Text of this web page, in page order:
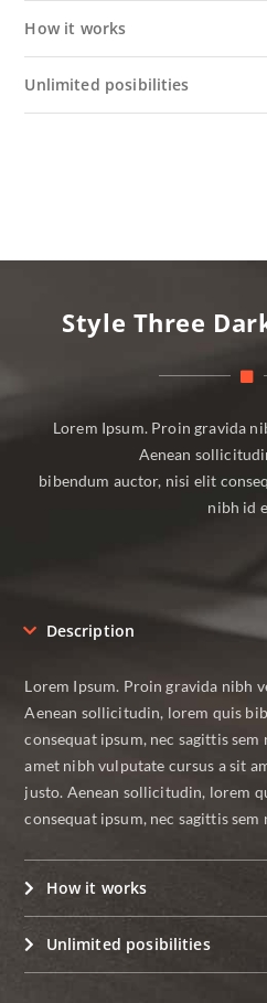
How it works
Unlimited posibilities
Style Three
Lorem Ipsum. Proin gravida
Aenean
bibendum auctor, nisi elit
nibh id
Description
Lorem Ipsum. Proin gravida nibh
Aenean sollicitudin, lorem quis
consequat ipsum, nec sagittis
amet nibh vulputate cursus a sit
justo. Aenean sollicitudin, lorem
consequat ipsum, nec sagittis
How it works
Unlimited posibilities